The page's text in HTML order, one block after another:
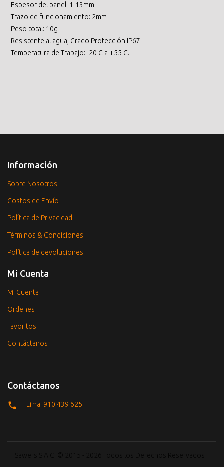
- Espesor del panel: 1-13mm
- Trazo de funcionamiento: 2mm
- Peso total: 10g
- Resistente al agua, Grado Protección IP67
- Temperatura de Trabajo: -20 C a +55 C.
Información
Sobre Nosotros
Costos de Envío
Política de Privacidad
Términos & Condiciones
Política de devoluciones
Mi Cuenta
Mi Cuenta
Ordenes
Favoritos
Contáctanos
Contáctanos
Lima: 910 439 625